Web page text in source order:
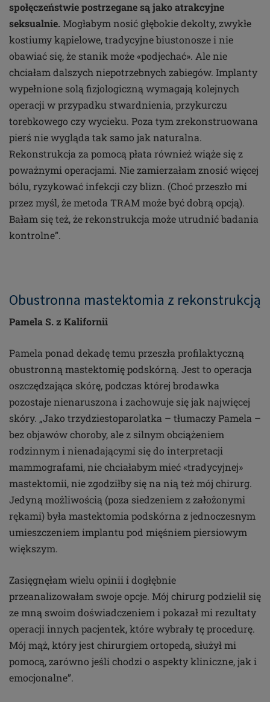
społęczeństwie postrzegane są jako atrakcyjne
seksualnie. Mogłabym nosić głębokie dekolty, zwykłe
kostiumy kąpielowe, tradycyjne biustonosze i nie
obawiać się, że stanik może «podjechać». Ale nie
chciałam dalszych niepotrzebnych zabiegów. Implanty
wypełnione solą fizjologiczną wymagają kolejnych
operacji w przypadku stwardnienia, przykurczu
torebkowego czy wycieku. Poza tym zrekonstruowana
pierś nie wygląda tak samo jak naturalna.
Rekonstrukcja za pomocą płata również wiąże się z
poważnymi operacjami. Nie zamierzałam znosić więcej
bólu, ryzykować infekcji czy blizn. (Choć przeszło mi
przez myśl, że metoda TRAM może być dobrą opcją).
Bałam się też, że rekonstrukcja może utrudnić badania
kontrolne”.
Obustronna mastektomia z rekonstrukcją
Pamela S. z Kalifornii
Pamela ponad dekadę temu przeszła profilaktyczną
obustronną mastektomię podskórną. Jest to operacja
oszczędzająca skórę, podczas której brodawka
pozostaje nienaruszona i zachowuje się jak najwięcej
skóry. „Jako trzydziestoparolatka – tłumaczy Pamela –
bez objawów choroby, ale z silnym obciążeniem
rodzinnym i nienadającymi się do interpretacji
mammografami, nie chciałabym mieć «tradycyjnej»
mastektomii, nie zgodziłby się na nią też mój chirurg.
Jedyną możliwością (poza siedzeniem z założonymi
rękami) była mastektomia podskórna z jednoczesnym
umieszczeniem implantu pod mięśniem piersiowym
większym.
Zasięgnęłam wielu opinii i dogłębnie
przeanalizowałam swoje opcje. Mój chirurg podzielił się
ze mną swoim doświadczeniem i pokazał mi rezultaty
operacji innych pacjentek, które wybrały tę procedurę.
Mój mąż, który jest chirurgiem ortopedą, służył mi
pomocą, zarówno jeśli chodzi o aspekty kliniczne, jak i
emocjonalne”.